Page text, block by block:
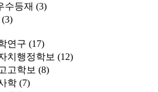
수등재 (3)
(3)
연구 (17)
치행정학보 (12)
고학보 (8)
학 (7)